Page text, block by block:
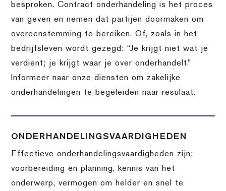
besproken. Contract onderhandeling is het proces
van geven en nemen dat partijen doormaken om
overeenstemming te bereiken. Of, zoals in het
bedrijfsleven wordt gezegd: “Je krijgt niet wat je
verdient; je krijgt waar je over onderhandelt.”
Informeer naar onze diensten om zakelijke
onderhandelingen te begeleiden naar resulaat.
ONDERHANDELINGSVAARDIGHEDEN
Effectieve onderhandelingsvaardigheden zijn:
voorbereiding en planning, kennis van het
onderwerp, vermogen om helder en snel te